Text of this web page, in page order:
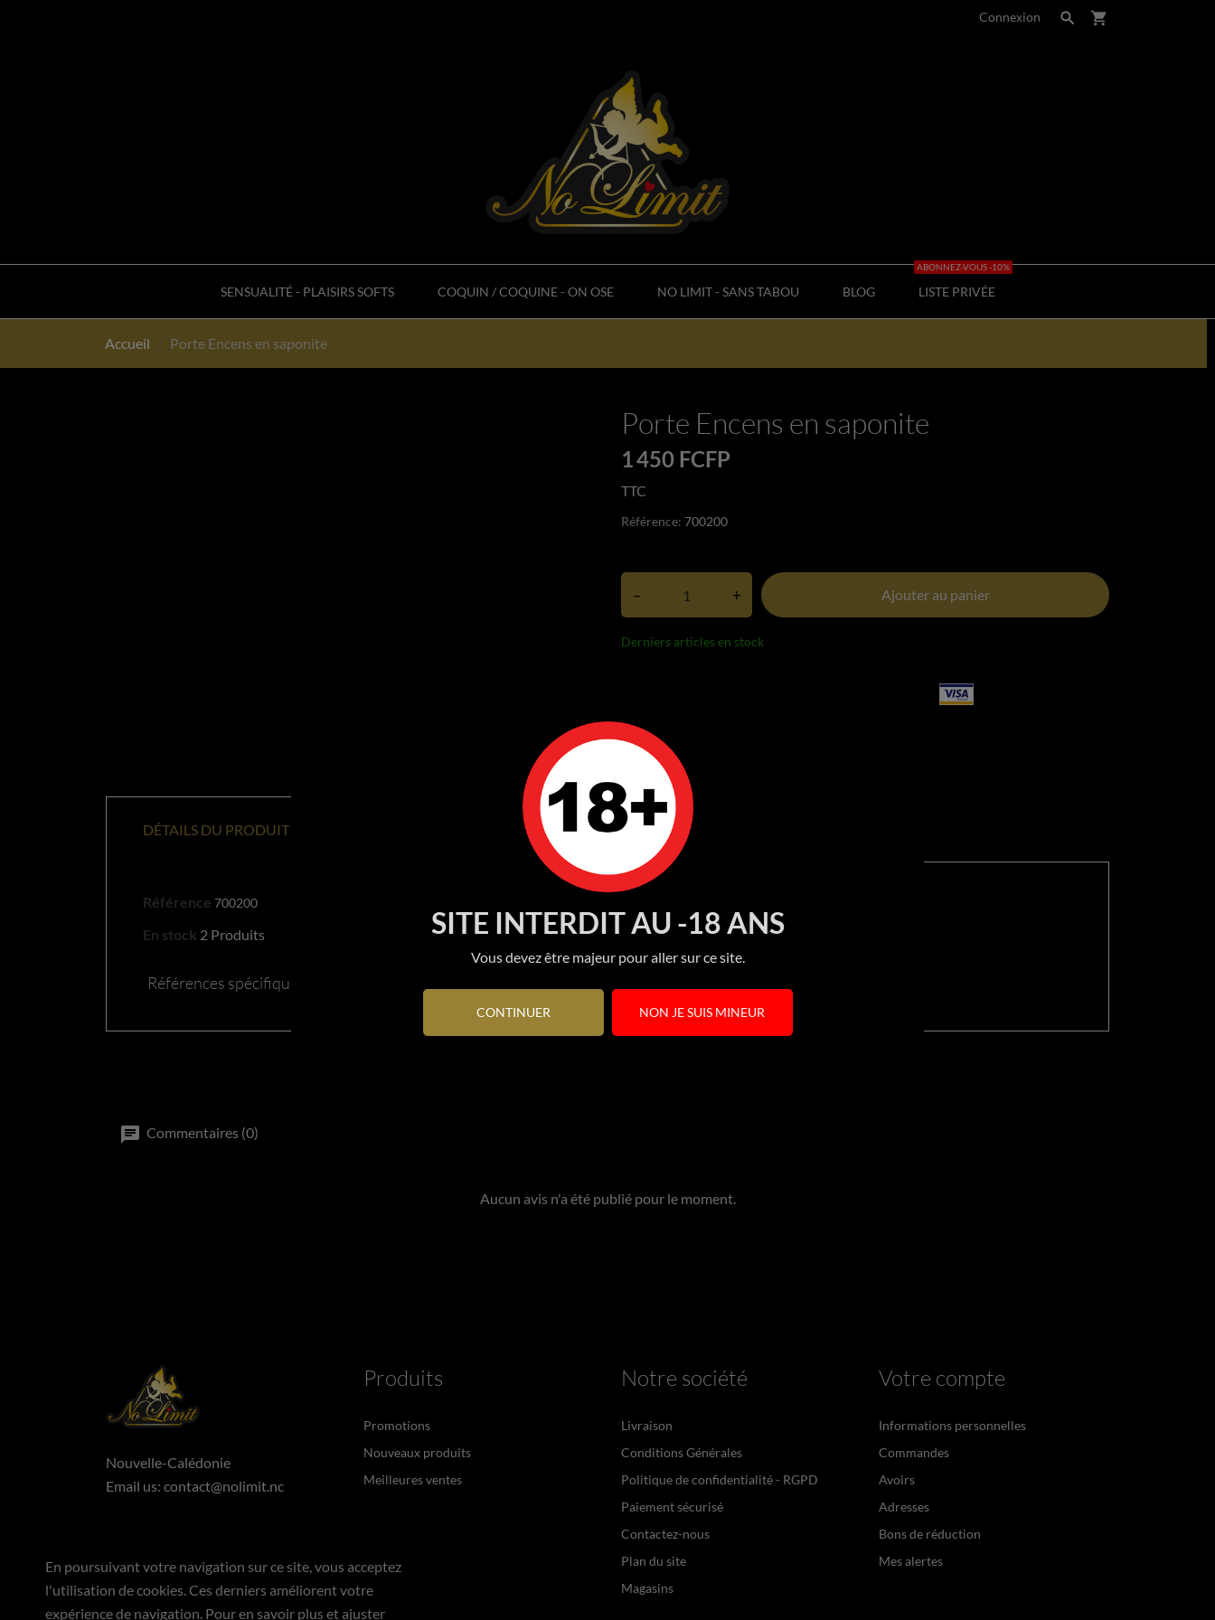
SITE INTERDIT AU -18 ANS
Vous devez être majeur pour aller sur ce site.
CONTINUER NON JE SUIS MINEUR
En poursuivant votre navigation sur ce site, vous acceptez
l'utilisation de cookies. Ces derniers améliorent votre
expérience de navigation. Pour en savoir plus et ajuster
Connexion  shopping_cart
SENSUALITÉ - PLAISIRS SOFTS COQUIN / COQUINE - ON OSE NO LIMIT - SANS TABOU BLOG LISTE PRIVÉE
ABONNEZ-VOUS -10%
Accueil Porte Encens en saponite
Porte Encens en saponite
1 450 FCFP
TTC
Référence: 700200
– + Ajouter au panier
Derniers articles en stock
DÉTAILS DU PRODUIT
Référence 700200
En stock 2 Produits
Références spécifiques
Commentaires (0)
Aucun avis n'a été publié pour le moment.
Nouvelle-Calédonie
Email us: contact@nolimit.nc
Produits
Promotions
Nouveaux produits
Meilleures ventes
Notre société
Livraison
Conditions Générales
Politique de confidentialité - RGPD
Paiement sécurisé
Contactez-nous
Plan du site
Magasins
Votre compte
Informations personnelles
Commandes
Avoirs
Adresses
Bons de réduction
Mes alertes